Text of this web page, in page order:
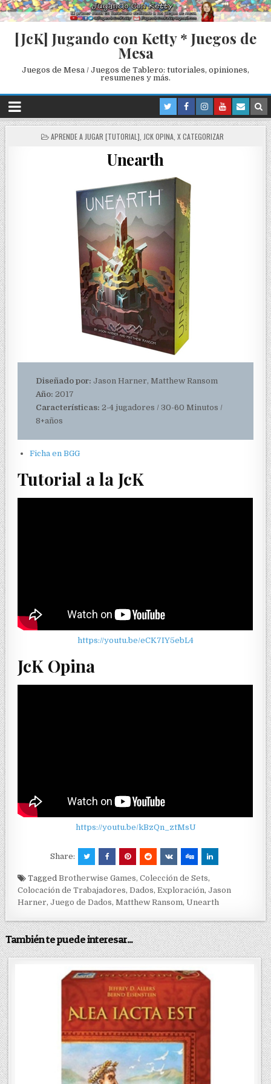
[JcK] Jugando con Ketty * Juegos de
Mesa
Juegos de Mesa / Juegos de Tablero: tutoriales, opiniones,
resumenes y más.
P
APRENDE A JUGAR [TUTORIAL] JCK OPINA X CATEGORIZAR
Unearth
Diseñado por:Jason Harner, Matthew Ransom
Año:2017
Características: 2-4 jugadores / 30-60 Minutos /
8+años
Ficha en BGG
Tutorial a la JcK
https://youtu.be/eCK7IY5ebL4
JcK Opina
https://youtu.be/kBzQn_ztMsU
Share:
TaggedBrotherwise Games,Colección de Sets,
Colocación de Trabajadores,Dados,Exploración,Jason
Harner,Juego de Dados,Matthew Ransom,Unearth
También te puede interesar...